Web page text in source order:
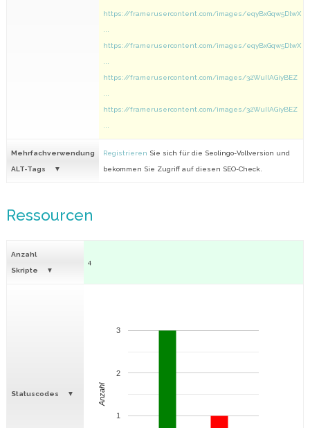
https://framerusercontent.com/images/eqyBxGqw5DlwX
https://framerusercontent.com/images/eqyBxGqw5DlwX
https://framerusercontent.com/images/32WuIIAGiyBEZ
https://framerusercontent.com/images/32WuIIAGiyBEZ
Mehrfachverwendung
ALT-Tags
Registrieren Sie sich für die Seolingo-Vollversion und
bekommen Sie Zugriff auf diesen SEO-Check.
Ressourcen
Anzahl
Skripte
4
Statuscodes
1
2
3
Anzahl